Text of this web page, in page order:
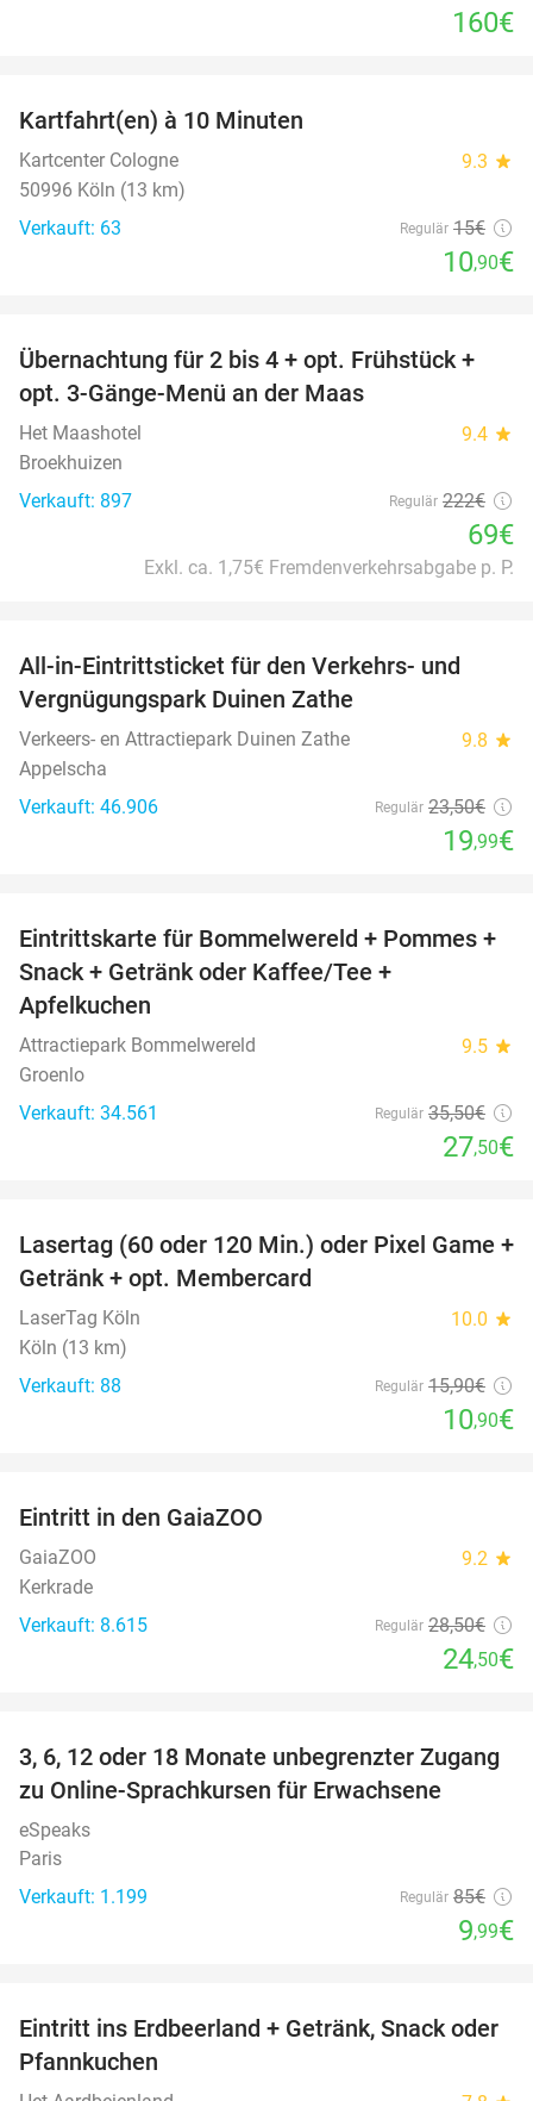
160€
Kartfahrt(en) à 10 Minuten
Kartcenter Cologne 9.3 star
50996 Köln (13 km)
Verkauft: 63
Regulär 15€
10,90€
69%
Übernachtung für 2 bis 4 + opt. Frühstück +
opt. 3-Gänge-Menü an der Maas
Het Maashotel 9.4 star
Broekhuizen
Verkauft: 897
Regulär 222€
69€
Exkl. ca. 1,75€ Fremdenverkehrsabgabe p. P.
All-in-Eintrittsticket für den Verkehrs- und
Vergnügungspark Duinen Zathe
Verkeers- en Attractiepark Duinen Zathe 9.8 star
Appelscha
Verkauft: 46.906
Regulär 23,50€
19,99€
23%
Eintrittskarte für Bommelwereld + Pommes +
Snack + Getränk oder Kaffee/Tee +
Apfelkuchen
Attractiepark Bommelwereld 9.5 star
Groenlo
Verkauft: 34.561
Regulär 35,50€
27,50€
31%
Lasertag (60 oder 120 Min.) oder Pixel Game +
Getränk + opt. Membercard
LaserTag Köln 10.0 star
Köln (13 km)
Verkauft: 88
Regulär 15,90€
10,90€
Eintritt in den GaiaZOO
GaiaZOO 9.2 star
Kerkrade
Verkauft: 8.615
Regulär 28,50€
24,50€
88%
3, 6, 12 oder 18 Monate unbegrenzter Zugang
zu Online-Sprachkursen für Erwachsene
eSpeaks
Paris
Verkauft: 1.199
Regulär 85€
9,99€
47%
Eintritt ins Erdbeerland + Getränk, Snack oder
Pfannkuchen